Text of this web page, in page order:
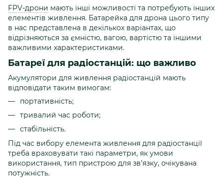
FPV-дрони мають інші можливості та потребують інших
елементів живлення. Батарейка для дрона цього типу
в нас представлена в декількох варіантах, що
відрізняються за ємністю, вагою, вартістю та іншими
важливими характеристиками.
Батареї для радіостанцій: що важливо
Акумулятори для живлення радіостанцій мають
відповідати таким вимогам:
портативність;
тривалий час роботи;
стабільність.
Під час вибору елемента живлення для радіостанції
треба враховувати такі параметри, як умови
використання, тип пристрою для зв’язку, очікувана
потужність.